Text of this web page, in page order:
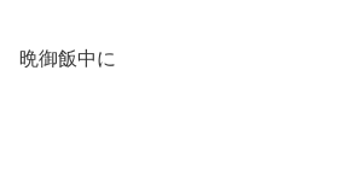
晩御飯中に